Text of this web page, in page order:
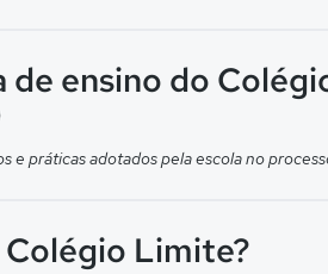
ensino do
práticas adotados pela escola no
Colégio Limite?